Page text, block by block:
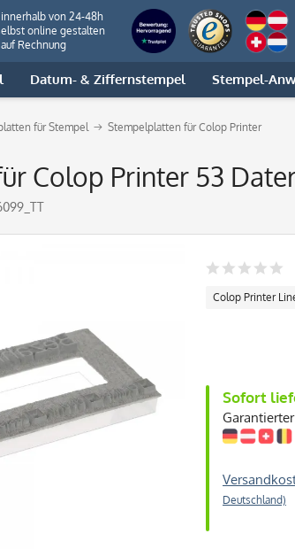
von 24-48h
online gestalten
Rechnung
Datum- & Ziffernstempel Stempel-
für Stempel Stempelplatten für Colop Printer
Colop Printer 53
Colop Printer
Sofort
Deutschland)